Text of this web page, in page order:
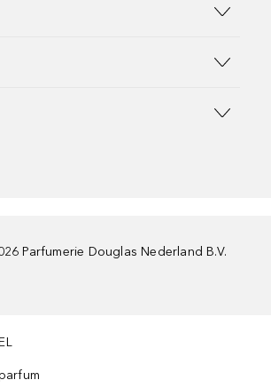
Parfumerie Douglas Nederland B.V.